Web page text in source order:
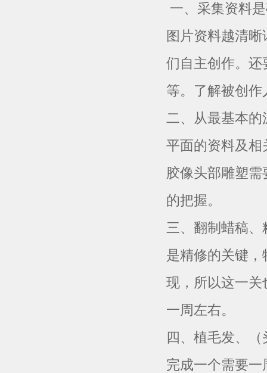
一、采集资料
图片资料越清
们自主创作。
等。了解被创
二、从最基本
平面的资料及
胶像头部雕塑
的把握。
三、翻制蜡稿
是精修的关键
现，所以这一
一周左右。
四、植毛发、
完成一个需要